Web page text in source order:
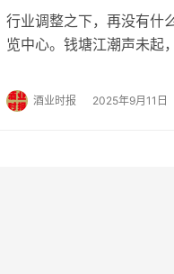
行业调整之下，再没有什
览中心。钱塘江潮声未起
双向奔赴，也是酱酒赛道
业调整期里，几位“老男
酒业时报 2025年9月11日